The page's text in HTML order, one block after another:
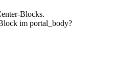
Blocks.
im portal_body?